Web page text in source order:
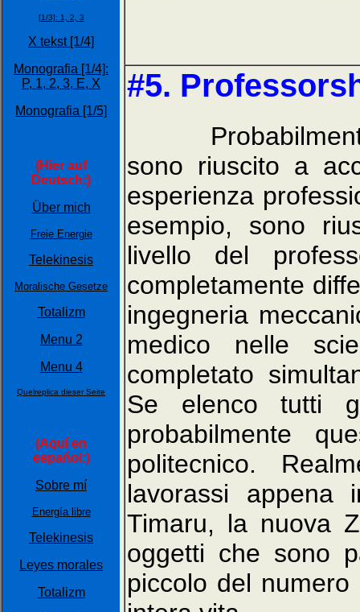
[1/3]: 1, 2, 3
X tekst [1/4]
Monografia [1/4]:
P, 1, 2, 3, E, X
Monografia [1/5]
(Hier auf
Deutsch:)
Über mich
Freie Energie
Telekinesis
Moralische Gesetze
Totalizm
Menu 2
Menu 4
Quelreplica dieser Seite
(Aquí en
espańol:)
Sobre mí
Energía libre
Telekinesis
Leyes morales
Totalizm
#5.
Probabilmente
sono riuscito a
esperienza
esempio, sono
livello del
completamente
ingegneria
medico nelle
completato
Se elenco tutti
probabilmente
politecnico.
lavorassi appena
Timaru, la nuova
oggetti che sono
piccolo del